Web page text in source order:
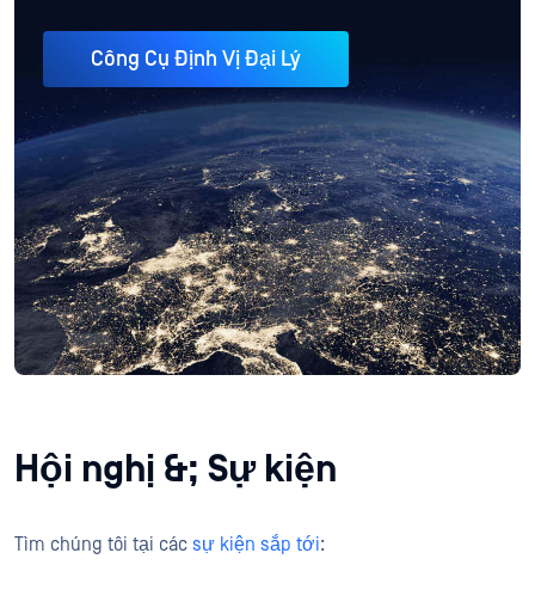
Công Cụ Định Vị Đại Lý
Hội nghị &; Sự kiện
Tìm chúng tôi tại các sự kiện sắp tới: